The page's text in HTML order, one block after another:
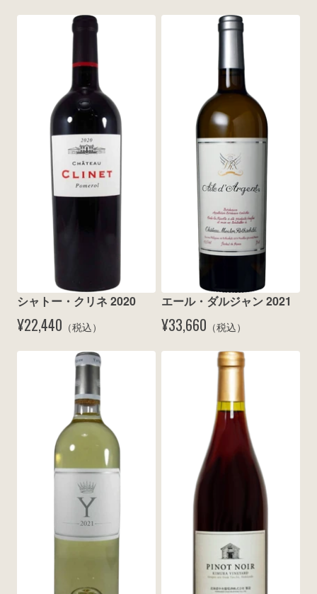
シャトー・クリネ 2020
¥22,440 （税込）
エール・ダルジャン 2021
¥33,660 （税込）